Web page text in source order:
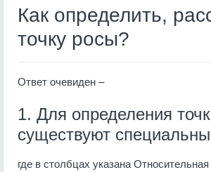
Как определить,
точку росы?
Ответ очевиден –
1. Для определения
существуют
где в столбцах указана